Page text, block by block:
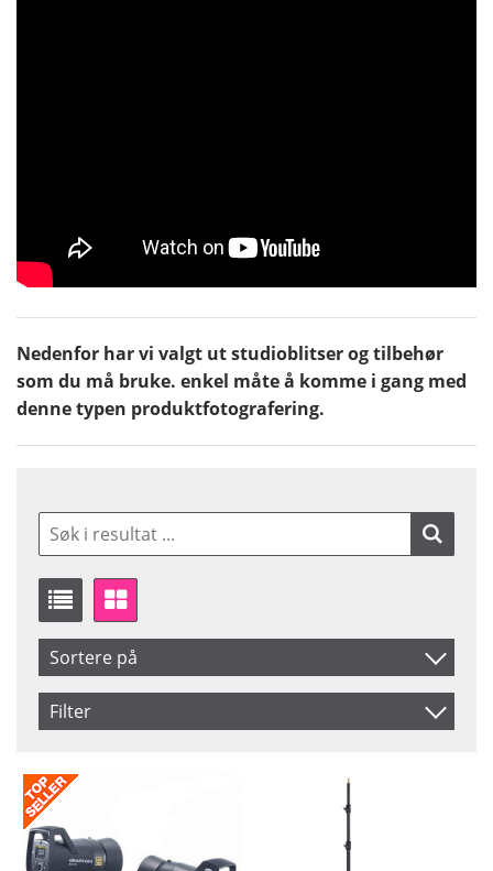
Nedenfor har vi valgt ut studioblitser og tilbehør
som du må bruke. enkel måte å komme i gang med
denne typen produktfotografering.
Sortere på
Artikelkod
Filter
Pris
På lager